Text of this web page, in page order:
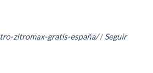
zitromax-gratis-españa// Seguir